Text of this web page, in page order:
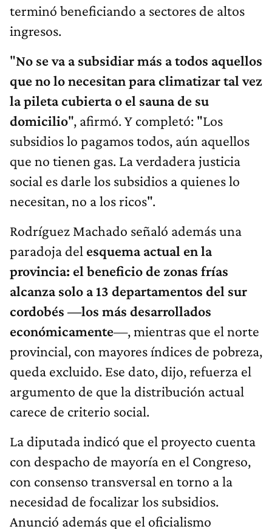
terminó beneficiando a sectores de altos
ingresos.
"No se va a subsidiar más a todos aquellos
que no lo necesitan para climatizar tal vez
la pileta cubierta o el sauna de su
domicilio", afirmó. Y completó: "Los
subsidios lo pagamos todos, aún aquellos
que no tienen gas. La verdadera justicia
social es darle los subsidios a quienes lo
necesitan, no a los ricos".
Rodríguez Machado señaló además una
paradoja del esquema actual en la
provincia: el beneficio de zonas frías
alcanza solo a 13 departamentos del sur
cordobés —los más desarrollados
económicamente—, mientras que el norte
provincial, con mayores índices de pobreza,
queda excluido. Ese dato, dijo, refuerza el
argumento de que la distribución actual
carece de criterio social.
La diputada indicó que el proyecto cuenta
con despacho de mayoría en el Congreso,
con consenso transversal en torno a la
necesidad de focalizar los subsidios.
Anunció además que el oficialismo